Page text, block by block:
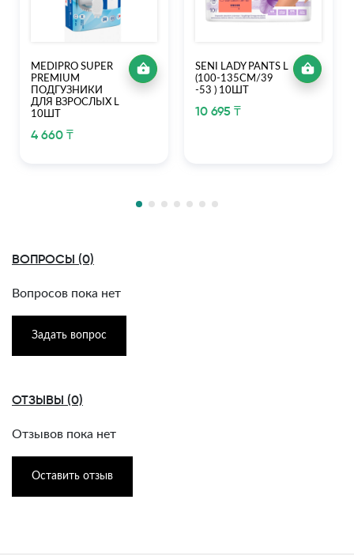
MEDIPRO SUPER
PREMIUM
ПОДГУЗНИКИ
ДЛЯ ВЗРОСЛЫХ L
10ШТ
4 660 ₸
SENI LADY PANTS L
(100-135СМ/39
-53 ) 10ШТ
10 695 ₸
ВОПРОСЫ (0)
Вопросов пока нет
Задать вопрос
ОТЗЫВЫ (0)
Отзывов пока нет
Оставить отзыв